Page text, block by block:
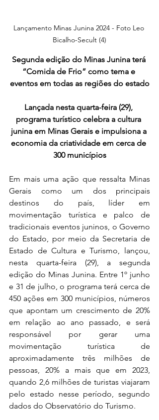
Lançamento Minas Junina 2024 - Foto Leo
Bicalho-Secult (4)
Segunda edição do Minas Junina terá
“Comida de Frio” como tema e
eventos em todas as regiões do estado
Lançada nesta quarta-feira (29),
programa turístico celebra a cultura
junina em Minas Gerais e impulsiona a
economia da criatividade em cerca de
300 municípios
Em mais uma ação que ressalta Minas
Gerais como um dos principais
destinos do país, líder em
movimentação turística e palco de
tradicionais eventos juninos, o Governo
do Estado, por meio da Secretaria de
Estado de Cultura e Turismo, lançou,
nesta quarta-feira (29), a segunda
edição do Minas Junina. Entre 1º junho
e 31 de julho, o programa terá cerca de
450 ações em 300 municípios, números
que apontam um crescimento de 20%
em relação ao ano passado, e será
responsável por gerar uma
movimentação turística de
aproximadamente três milhões de
pessoas, 20% a mais que em 2023,
quando 2,6 milhões de turistas viajaram
pelo estado nesse período, segundo
dados do Observatório do Turismo.